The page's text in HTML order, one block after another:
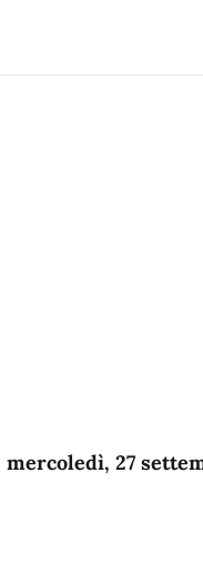
mercoledì, 27